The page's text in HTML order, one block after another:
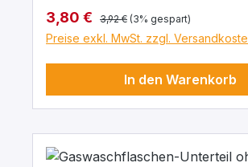
Verkaufspreis:
3,80 € Regulärer Preis:
3,92 € (3% gespart)
Preise exkl. MwSt. zzgl.
In den Warenkorb